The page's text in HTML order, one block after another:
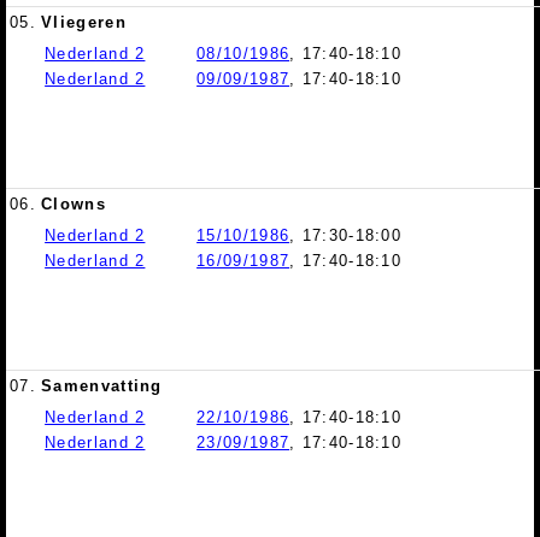
05. Vliegeren
Nederland 2
08/10/1986, 17:40-18:10
Nederland 2
09/09/1987, 17:40-18:10
06. Clowns
Nederland 2
15/10/1986, 17:30-18:00
Nederland 2
16/09/1987, 17:40-18:10
07. Samenvatting
Nederland 2
22/10/1986, 17:40-18:10
Nederland 2
23/09/1987, 17:40-18:10